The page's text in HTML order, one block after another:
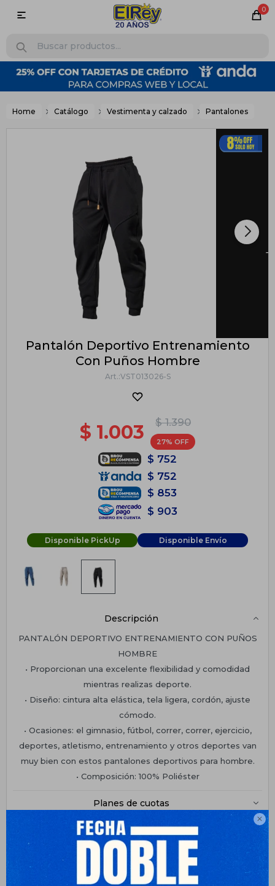

0

Home Catálogo Vestimenta y calzado Pantalones
Pantalón Deportivo Entrenamiento
Con Puños Hombre
VST013026-S
$ 1.390
$ 1.003 27
$ 752
$ 752
$ 853
$ 903
Disponible PickUp Disponible Envío
Descripción
PANTALÓN DEPORTIVO ENTRENAMIENTO CON PUÑOS
HOMBRE
• Proporcionan una excelente flexibilidad y comodidad
mientras realizas deporte.
• Diseño: cintura alta elástica, tela ligera, cordón, ajuste
cómodo.
• Ocasiones: el gimnasio, fútbol, correr, correr, ejercicio,
deportes, atletismo, entrenamiento y otros deportes van
muy bien con estos pantalones deportivos para hombre.
• Composición: 100% Poliéster
Planes de cuotas
Envíos
Medios de pago